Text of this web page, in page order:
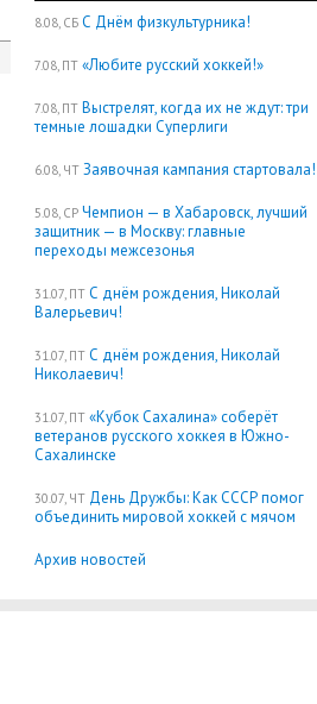
8.08, СБ С Днём физкультурника!
7.08, ПТ «Любите русский хоккей!»
7.08, ПТ Выстрелят, когда их не ждут: три
темные лошадки Суперлиги
6.08, ЧТ Заявочная кампания стартовала!
5.08, СР Чемпион — в Хабаровск, лучший
защитник — в Москву: главные
переходы межсезонья
31.07, ПТ С днём рождения, Николай
Валерьевич!
31.07, ПТ С днём рождения, Николай
Николаевич!
31.07, ПТ «Кубок Сахалина» соберёт
ветеранов русского хоккея в Южно-
Сахалинске
30.07, ЧТ День Дружбы: Как СССР помог
объединить мировой хоккей с мячом
Архив новостей